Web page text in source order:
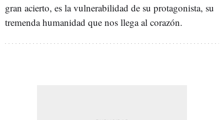
gran acierto, es la vulnerabilidad de su protagonista, su
tremenda humanidad que nos llega al corazón.